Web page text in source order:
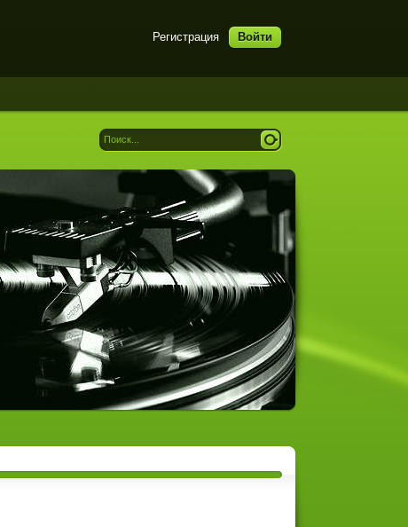
Регистрация Войти